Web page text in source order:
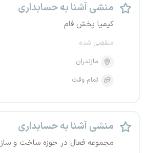
منشی آشنا به حسابداری
کیمیا پخش فام
منقضی شده
مازندران
تمام وقت
منشی آشنا به حسابداری
مجموعه فعال در حوزه ساخت و ساز